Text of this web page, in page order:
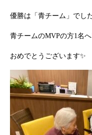
優勝は「青チーム」でし
青チームのMVPの方1名
おめでとうございます✨